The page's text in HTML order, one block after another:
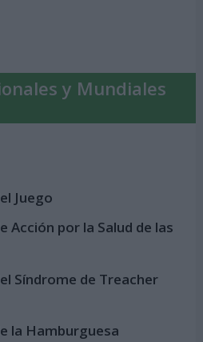
y Mundiales
Juego
Acción por la Salud de las
Síndrome de Treacher
la Hamburguesa